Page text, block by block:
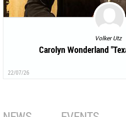
Volker Utz
Carolyn Wonderland
22/07/26